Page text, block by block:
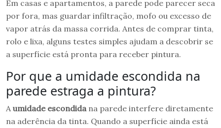
Em casas e apartamentos, a parede pode parecer seca
por fora, mas guardar infiltração, mofo ou excesso de
vapor atrás da massa corrida. Antes de comprar tinta,
rolo e lixa, alguns testes simples ajudam a descobrir se
a superfície está pronta para receber pintura.
Por que a umidade escondida na
parede estraga a pintura?
A umidade escondida na parede interfere diretamente
na aderência da tinta. Quando a superfície ainda está